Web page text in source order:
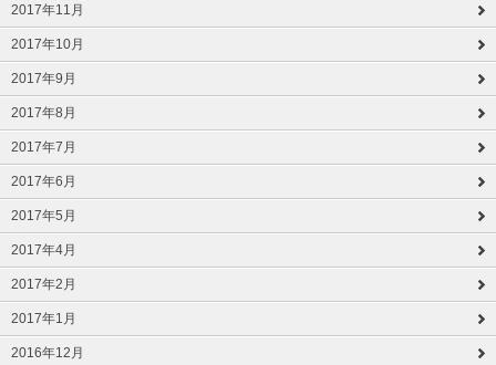
2017年11月
2017年10月
2017年9月
2017年8月
2017年7月
2017年6月
2017年5月
2017年4月
2017年2月
2017年1月
2016年12月